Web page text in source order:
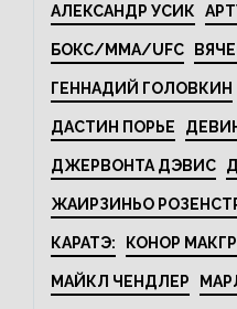
АЛЕКСАНДР УСИК
БОКС/MMA/UFC
ГЕННАДИЙ ГОЛОВКИН
ДАСТИН ПОРЬЕ
ДЖЕРВОНТА ДЭВИС
ЖАИРЗИНЬО
КАРАТЭ: КОНОР
МАЙКЛ ЧЕНДЛЕР